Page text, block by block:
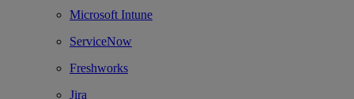
Microsoft Intune
ServiceNow
Freshworks
Jira